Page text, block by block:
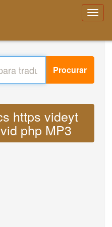
Procurar
https videyt
php MP3